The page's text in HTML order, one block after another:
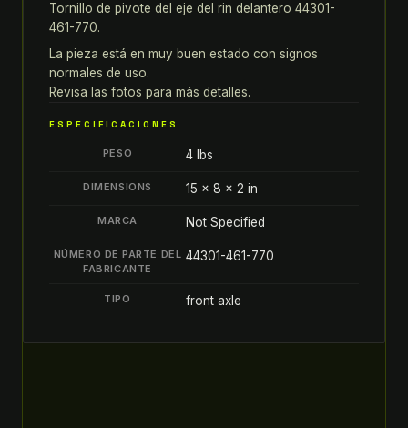
DEL
RIN
DELANTERO
44301-
461-
770
Tornillo de pivote del eje del rin delantero 44301-
461-770.
La pieza está en muy buen estado con signos
normales de uso.
Revisa las fotos para más detalles.
ESPECIFICACIONES
PESO 4 lbs
DIMENSIONS 15 × 8 × 2 in
MARCA Not Specified
NÚMERO DE PARTE DEL
FABRICANTE
44301-461-770
TIPO front axle